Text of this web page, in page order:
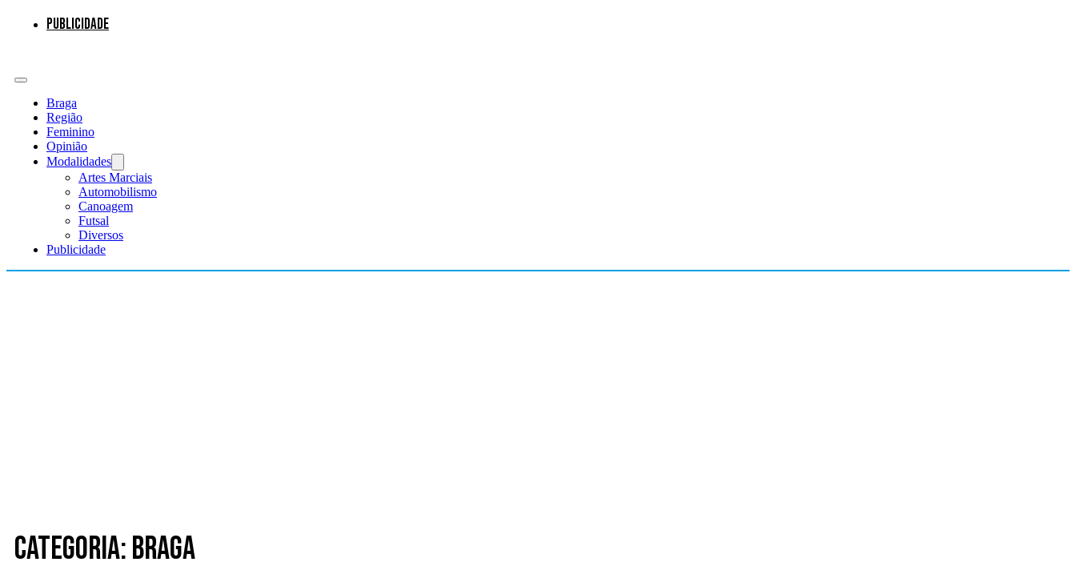
Publicidade
Braga
Região
Feminino
Opinião
Modalidades
Artes Marciais
Automobilismo
Canoagem
Futsal
Diversos
Publicidade
Categoria: Braga